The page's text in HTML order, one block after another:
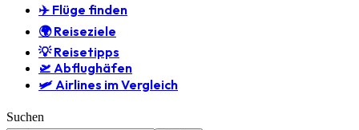
✈️ Flüge finden
🌍 Reiseziele
💡 Reisetipps
🛫 Abflughäfen
🛩️ Airlines im Vergleich
Suchen